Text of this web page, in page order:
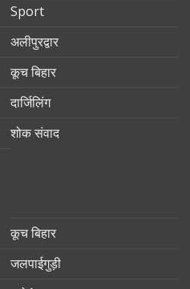
Sport
अलीपुरद्वार
कूच बिहार
दार्जिलिंग
शोक संवाद
कूच बिहार
जलपाईगुड़ी